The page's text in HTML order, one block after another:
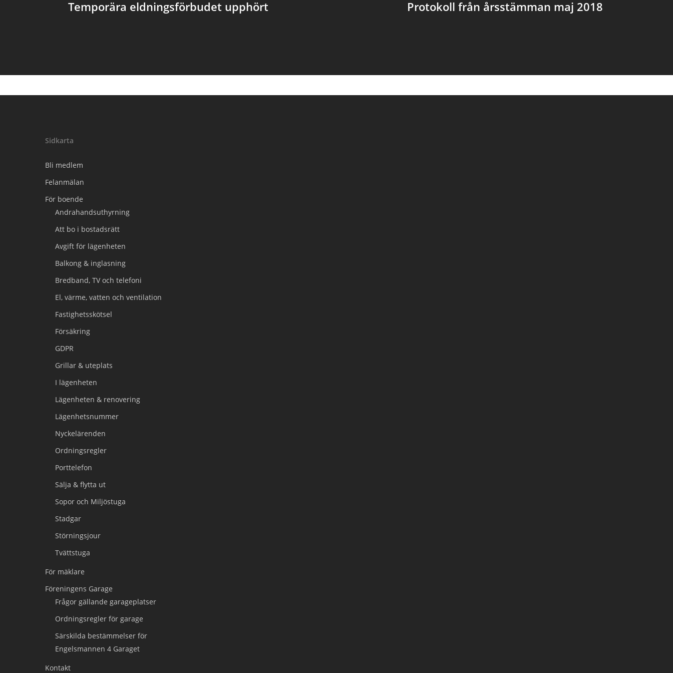
Temporära eldningsförbudet upphört Protokoll från årsstämman maj 2018
Sidkarta
Bli medlem
Felanmälan
För boende
Andrahandsuthyrning
Att bo i bostadsrätt
Avgift för lägenheten
Balkong & inglasning
Bredband, TV och telefoni
El, värme, vatten och ventilation
Fastighetsskötsel
Försäkring
GDPR
Grillar & uteplats
I lägenheten
Lägenheten & renovering
Lägenhetsnummer
Nyckelärenden
Ordningsregler
Porttelefon
Sälja & flytta ut
Sopor och Miljöstuga
Stadgar
Störningsjour
Tvättstuga
För mäklare
Föreningens Garage
Frågor gällande garageplatser
Ordningsregler för garage
Särskilda bestämmelser för
Engelsmannen 4 Garaget
Kontakt